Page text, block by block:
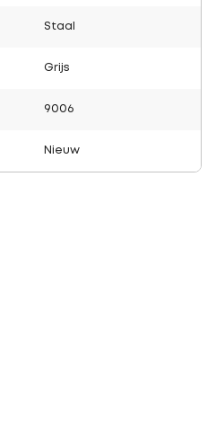
Staal
Grijs
9006
Nieuw